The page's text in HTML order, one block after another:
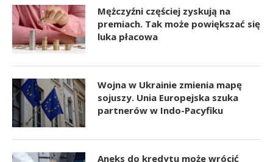
Mężczyźni częściej zyskują na
premiach. Tak może powiększać się
luka płacowa
Wojna w Ukrainie zmienia mapę
sojuszy. Unia Europejska szuka
partnerów w Indo-Pacyfiku
Aneks do kredytu może wrócić